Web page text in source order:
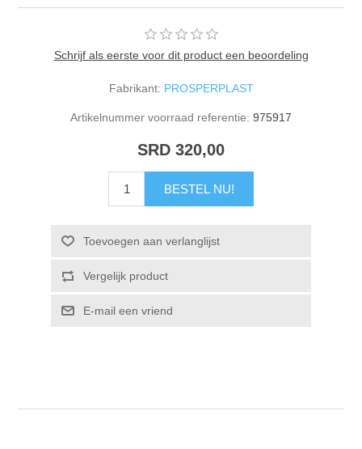
Schrijf als eerste voor dit product een beoordeling
Fabrikant: PROSPERPLAST
Artikelnummer voorraad referentie: 975917
SRD 320,00
BESTEL NU!
Toevoegen aan verlanglijst
Vergelijk product
E-mail een vriend